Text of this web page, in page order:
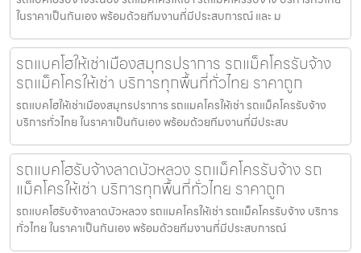
ในราคาเป็นกันเอง พร้อมด้วยทีมงานที่มีประสบการณ์ และ ม
รถแบคโฮให้เช่าเมืองสมุทรปราการ รถแม็คโครรับจ้าง
รถแม็คโครให้เช่า บริการทุกพื้นที่ทั่วไทย ราคาถูก
รถแบคโฮให้เช่าเมืองสมุทรปราการ รถแมคโครให้เช่า รถแม็คโครรับจ้าง
บริการทั่วไทย ในราคาเป็นกันเอง พร้อมด้วยทีมงานที่มีประสบ
รถแบคโฮรับจ้างลาดบัวหลวง รถแม็คโครรับจ้าง รถ
แม็คโครให้เช่า บริการทุกพื้นที่ทั่วไทย ราคาถูก
รถแบคโฮรับจ้างลาดบัวหลวง รถแมคโครให้เช่า รถแม็คโครรับจ้าง บริการ
ทั่วไทย ในราคาเป็นกันเอง พร้อมด้วยทีมงานที่มีประสบการณ์